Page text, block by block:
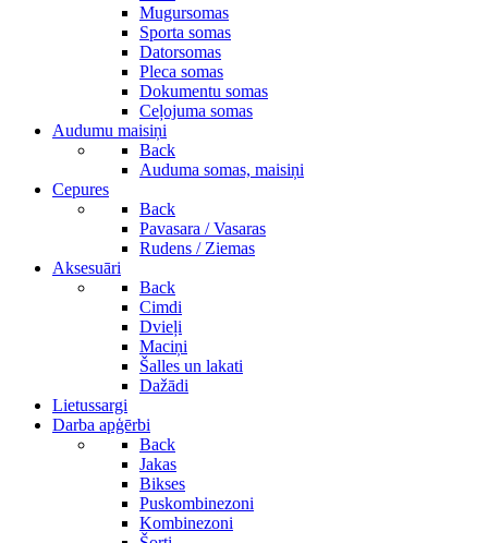
Mugursomas
Sporta somas
Datorsomas
Pleca somas
Dokumentu somas
Ceļojuma somas
Audumu maisiņi
Back
Auduma somas, maisiņi
Cepures
Back
Pavasara / Vasaras
Rudens / Ziemas
Aksesuāri
Back
Cimdi
Dvieļi
Maciņi
Šalles un lakati
Dažādi
Lietussargi
Darba apģērbi
Back
Jakas
Bikses
Puskombinezoni
Kombinezoni